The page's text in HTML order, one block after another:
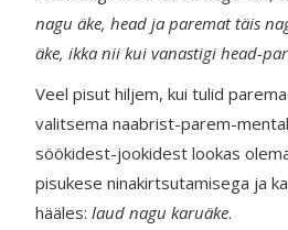
nagu äke, head ja paremat täis
äke, ikka nii kui vanastigi head-
Veel pisut hiljem, kui tulid
valitsema naabrist-parem-
söökidest-jookidest lookas
pisukese ninakirtsutamisega ja
hääles:laud nagu karuäke.